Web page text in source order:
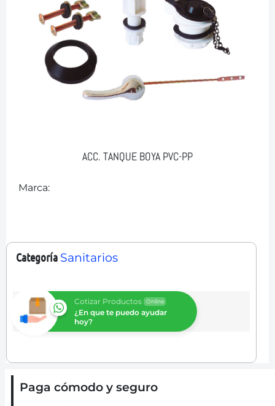
ACC. TANQUE BOYA PVC-PP
Marca:
Categoría Sanitarios
Cotizar Productos Online
¿En que te puedo ayudar
hoy?
Paga cómodo y seguro